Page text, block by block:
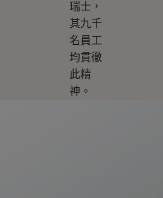
瑞士，
其九千
名員工
均貫徹
此精
神。